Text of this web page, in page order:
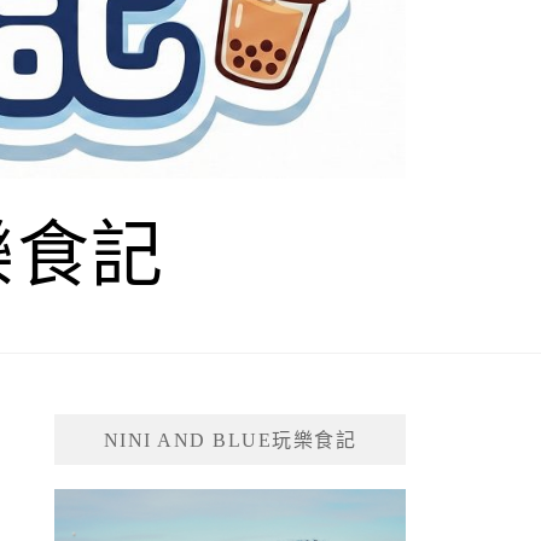
記
NINI AND BLUE玩樂食記